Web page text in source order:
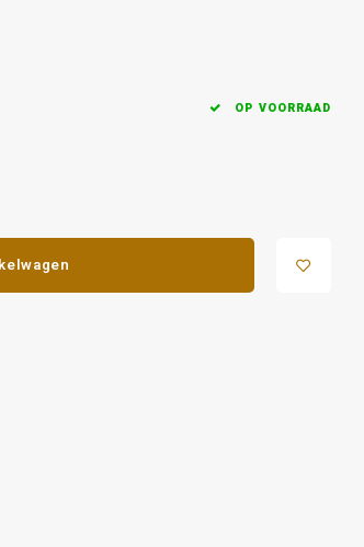
OP VOORRAAD